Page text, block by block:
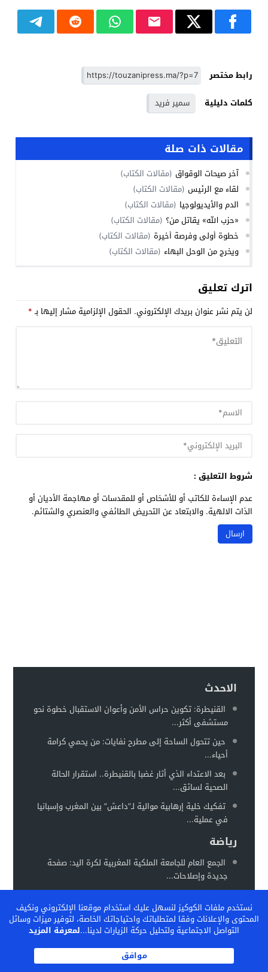
رابط مختصر
كلمات دليلية
سمير فريد
مقالات ذات صلة
آخر صيحات الوقواق (مقالات الكتاب)
لقاء مع الرئيس (مقالات الكتاب)
الدم والأيديولوجيا (مقالات الكتاب)
«حزب الله» يقاتل من؟ (مقالات الكتاب)
خطوة أولى وفرصة أخيرة (مقالات الكتاب)
ويخرج من الوحل البهاء (مقالات الكتاب)
اترك تعليق
لن يتم نشر عنوان بريدك الإلكتروني. الحقول الإلزامية مشار إليها بـ*
شروط التعليق :
عدم الإساءة للكاتب أو للأشخاص أو للمقدسات أو مهاجمة الأديان أو
الذات الالهية. والابتعاد عن التحريض الطائفي والعنصري والشتائم.
الاحدث
القنيطرة: تكوين حراس الأمن وأعوان الاستقبال خطوة نحو
مستشفى أكثر...
حين تتحول الساحة إلى مطرح نفايات: من يحمي كرامة
أحياء...
بعد الاعتداء الذي أثار غضبا بالقنيطرة.. استقرار الحالة
الصحية لسائق...
تفكيك خلية إرهابية موالية لـ”داعش” بين المغرب وإسبانيا
في عملية...
رياضة
الجمع العام للجامعة الملكية المغربية لكرة اليد: صفحة
جديدة وإصلاحات...
جديد خلال...
الفيفا تشيد بالنموذج المغربي لتكوين المواهب… والمغرب
الكاف بين تثبيت المكاسب وإعادة رسم خريطة الكرة
نستخدم ملفات الكوكيز لنسهل عليك استخدام موقعنا الإلكتروني ونكيف
المحتوى والإعلانات وفقا لمتطلباتك واحتياجاتك الخاصة، لتوفير ميزات وسائل
التواصل الاجتماعية ولتحليل حركة الزيارات لدينا...لمعرفة المزيد
موافق